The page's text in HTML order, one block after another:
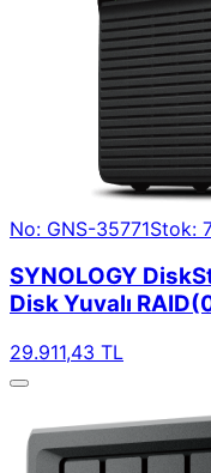
No: GNS-35771Stok:
SYNOLOGY
Disk Yuvalı
29.911,43 TL